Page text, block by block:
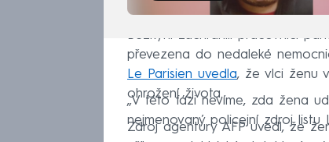
Běžkyni zachránili pracovníci
převezena do nedaleké
Le Parisien uvedla, že vlci ženu
ohrožení života.
„V této fázi nevíme, zda žena
nejmenovaný policejní zdroj listu
Zdroj agentury AFP uvedl, že